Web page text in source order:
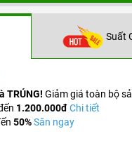
Suất
TRÚNG! Giảm giá toàn bộ
1.200.000đ Chi tiết
50% Săn ngay